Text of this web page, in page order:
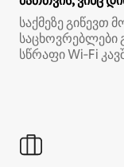
საქმეზე გიწევთ
საცხოვრებლები
სწრაფი Wi‑Fi